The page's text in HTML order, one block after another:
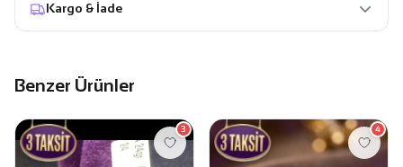
Kargo & İade
Benzer Ürünler
3 4